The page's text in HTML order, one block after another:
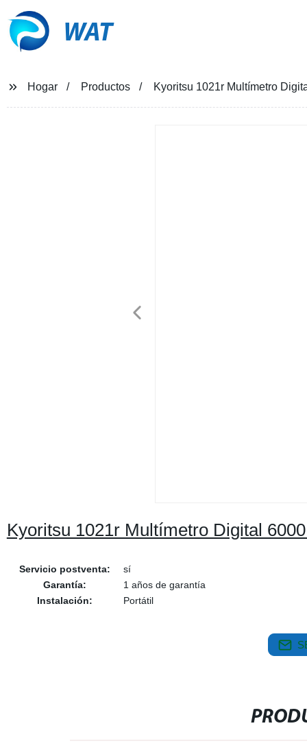
WAT
Hogar Productos Kyoritsu 1021r Multímetro
Kyoritsu 1021r Multímetro Digital
Servicio postventa:
sí
Garantía:
1 años de garantía
Instalación:
Portátil